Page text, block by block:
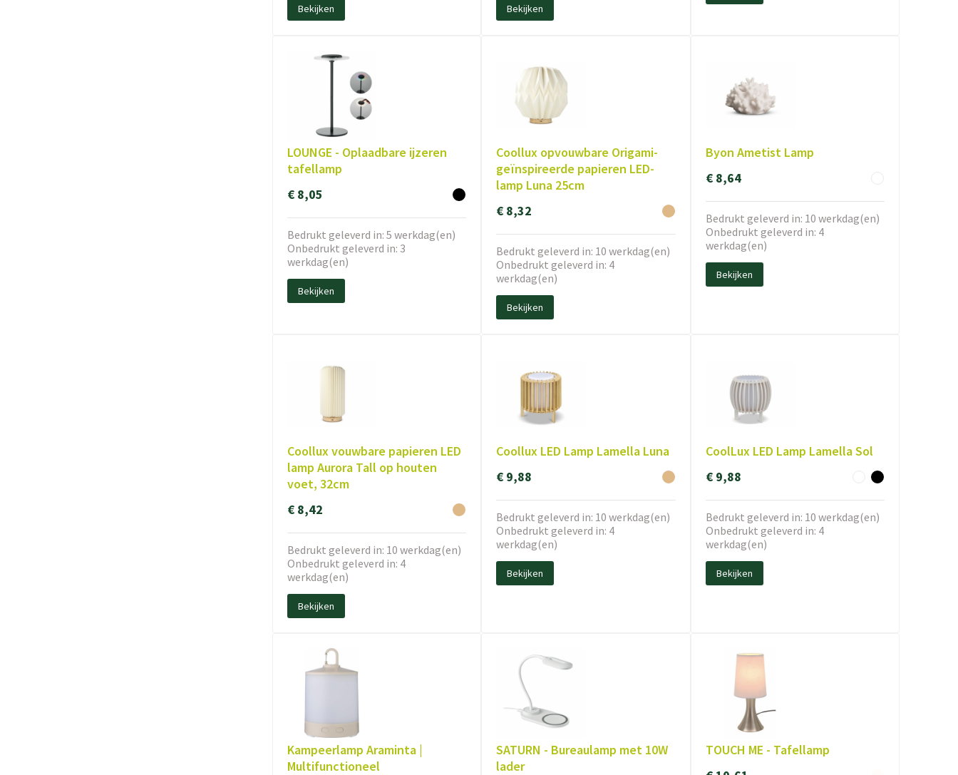
Bekijken Bekijken
LOUNGE - Oplaadbare ijzeren
tafellamp
€ 8,05
Bedrukt geleverd in: 5 werkdag(en)
Onbedrukt geleverd in: 3
werkdag(en)
Bekijken
Coollux opvouwbare Origami-
geïnspireerde papieren LED-
lamp Luna 25cm
€ 8,32
Bedrukt geleverd in: 10 werkdag(en)
Onbedrukt geleverd in: 4
werkdag(en)
Bekijken
Byon Ametist Lamp
€ 8,64
Bedrukt geleverd in: 10 werkdag(en)
Onbedrukt geleverd in: 4
werkdag(en)
Bekijken
Coollux vouwbare papieren LED
lamp Aurora Tall op houten
voet, 32cm
€ 8,42
Bedrukt geleverd in: 10 werkdag(en)
Onbedrukt geleverd in: 4
werkdag(en)
Bekijken
Coollux LED Lamp Lamella Luna
€ 9,88
Bedrukt geleverd in: 10 werkdag(en)
Onbedrukt geleverd in: 4
werkdag(en)
Bekijken
CoolLux LED Lamp Lamella Sol
€ 9,88
Bedrukt geleverd in: 10 werkdag(en)
Onbedrukt geleverd in: 4
werkdag(en)
Bekijken
Kampeerlamp Araminta |
Multifunctioneel
SATURN - Bureaulamp met 10W
lader
TOUCH ME - Tafellamp